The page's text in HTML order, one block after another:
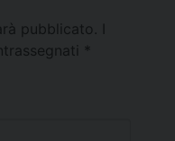
pubblicato.
*